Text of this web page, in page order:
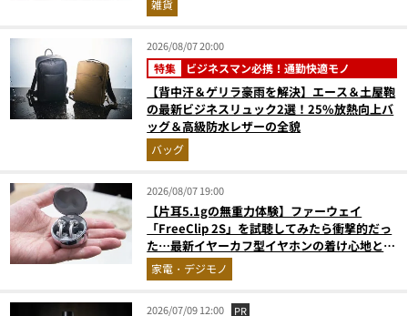
雑貨
2026/08/07 20:00
特集 ビジネスマン必携！通勤快適モノ
【背中汗＆ゲリラ豪雨を解決】エース＆土屋鞄
の最新ビジネスリュック2選！25%放熱向上バ
ッグ＆高級防水レザーの全貌
バッグ
2026/08/07 19:00
【片耳5.1gの無重力体験】ファーウェイ
「FreeClip 2S」を試聴してみたら衝撃的だっ
た…最新イヤーカフ型イヤホンの着け心地とAI
技術に感動
家電・デジモノ
2026/07/09 12:00 PR